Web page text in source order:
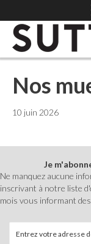
Nos
10 juin 2026
Je
Ne manquez aucune
inscrivant à notre liste
mois vous informant